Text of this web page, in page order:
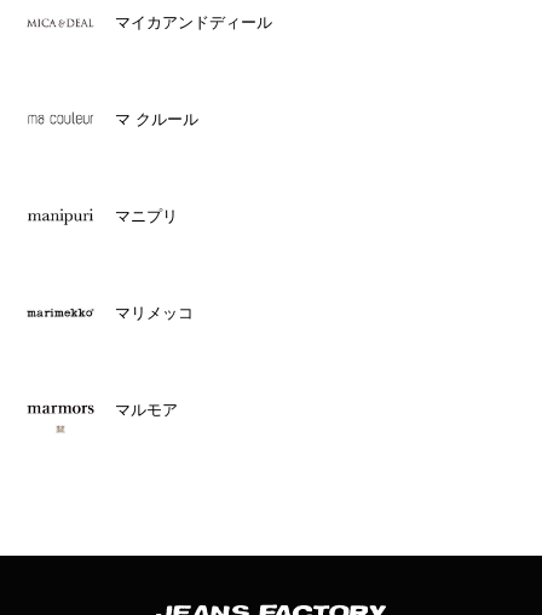
マイカアンドディール
マ クルール
マニプリ
マリメッコ
マルモア